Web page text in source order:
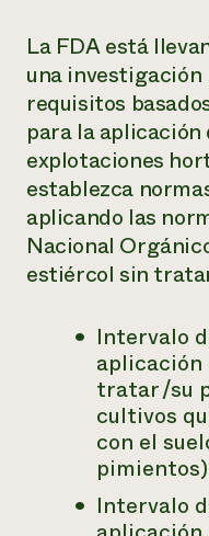
La FDA está
una
requisitos
para la
explotaciones
establezca
aplicando las
Nacional
estiércol sin
Intervalo
tratar /su
cultivos
con el
Intervalo